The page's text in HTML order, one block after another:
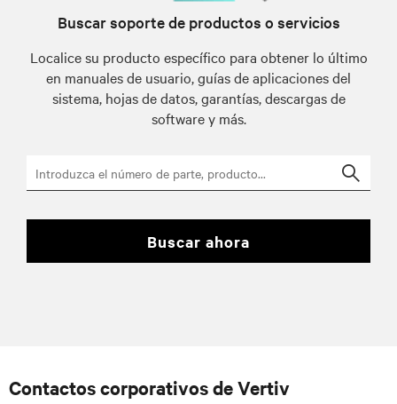
Buscar soporte de productos o servicios
Localice su producto específico para obtener lo último
en manuales de usuario, guías de aplicaciones del
sistema, hojas de datos, garantías, descargas de
software y más.
buscar ahora
Contactos corporativos de Vertiv